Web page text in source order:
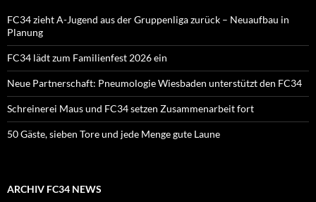
FC34 zieht A-Jugend aus der Gruppenliga zurück – Neuaufbau in
Planung
FC34 lädt zum Familienfest 2026 ein
Neue Partnerschaft: Pneumologie Wiesbaden unterstützt den FC34
Schreinerei Maus und FC34 setzen Zusammenarbeit fort
50 Gäste, sieben Tore und jede Menge gute Laune
ARCHIV FC34 NEWS